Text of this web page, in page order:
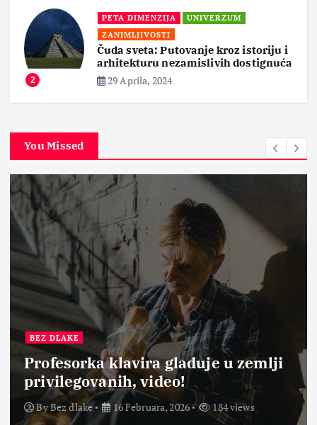
2
PETA DIMENZIJA
UNIVERZUM
ZANIMLJIVOSTI
Čuda sveta: Putovanje kroz istoriju i
arhitekturu nezamislivih dostignuća
29 Aprila, 2024
You Missed
BEZ DLAKE
Profesorka klavira gladuje u zemlji
privilegovanih, video!
ByBez dlake 16 Februara, 2026 184 views